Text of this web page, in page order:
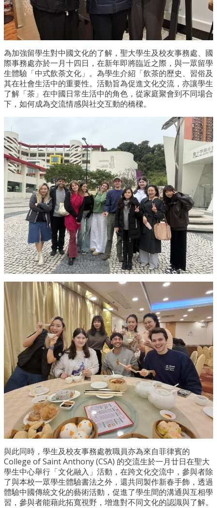
為加強留學生對中國文化的了解，聖大學生及校友事務處、國
際事務處亦於一月十四日，在新年即將臨近之際，與一眾留學
生體驗「中式飲荼文化」。為學生介紹「飲茶的歷史、習俗及
其在社會生活中的重要性。活動旨為促進文化交流，亦讓學生
了解「茶」在中國日常生活中的角色，從家庭聚會到不同場合
下，如何成為交流情感與社交互動的橋樑。
與此同時，學生及校友事務處教職員亦為來自菲律賓的
College of Saint Anthony (CSA) 的交流生於一月廿日在聖大
學生中心舉行「文化融入」活動，在跨文化交流中，參與者除
了與本校一眾學生體驗書法之外，還共同製作新春手飾，透過
體驗中國傳統文化的藝術活動，促進了學生間的溝通與互相學
習，參與者能藉此拓寬視野，增進對不同文化的認識與了解。